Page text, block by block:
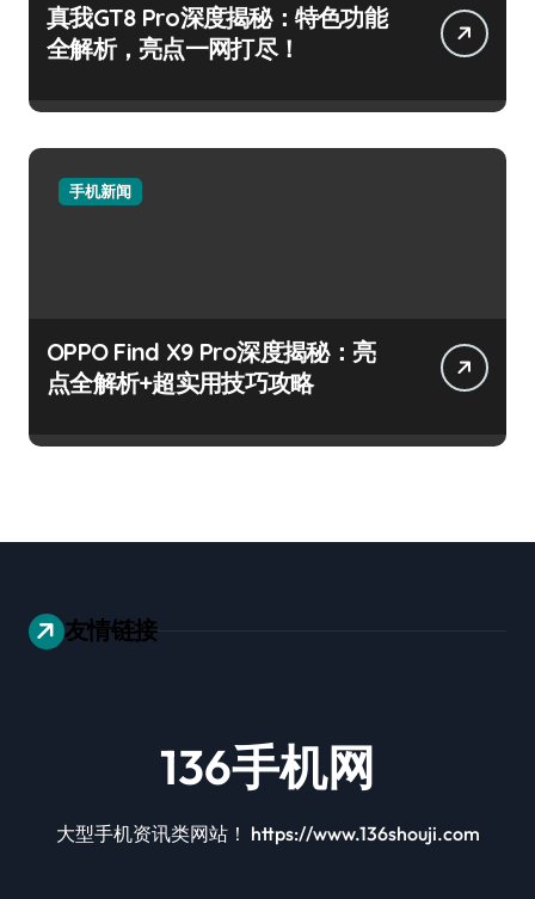
真我GT8 Pro深度揭秘：特色功能
全解析，亮点一网打尽！
手机新闻
OPPO Find X9 Pro深度揭秘：亮
点全解析+超实用技巧攻略
友情链接
136手机网
大型手机资讯类网站！ https://www.136shouji.com